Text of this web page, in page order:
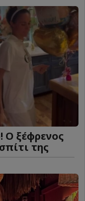
Ο ξέφρενος
της